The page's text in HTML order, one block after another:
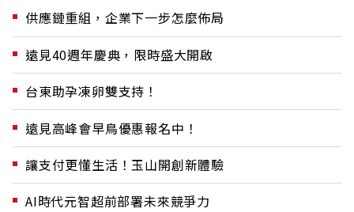
供應鏈重組，企業下一步怎麼佈局
遠見40週年慶典，限時盛大開啟
台東助孕凍卵雙支持！
遠見高峰會早鳥優惠報名中！
讓支付更懂生活！玉山開創新體驗
AI時代元智超前部署未來競爭力